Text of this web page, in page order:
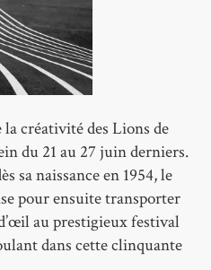
créativité des Lions de
du 21 au 27 juin derniers.
sa naissance en 1954, le
pour ensuite transporter
au prestigieux festival
dans cette clinquante